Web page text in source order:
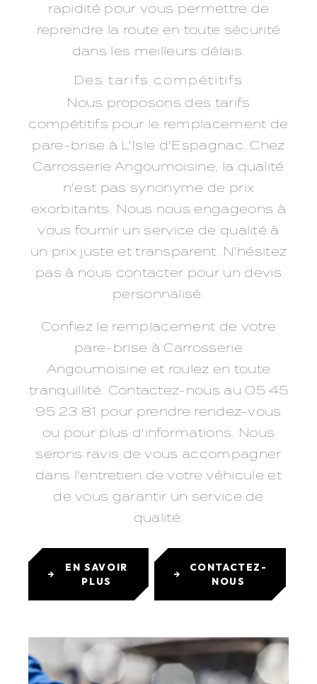
rapidité pour vous permettre de
reprendre la route en toute sécurité
dans les meilleurs délais.
Des tarifs compétitifs
Nous proposons des tarifs
compétitifs pour le remplacement de
pare-brise à L'Isle d'Espagnac. Chez
Carrosserie Angoumoisine, la qualité
n'est pas synonyme de prix
exorbitants. Nous nous engageons à
vous fournir un service de qualité à
un prix juste et transparent. N'hésitez
pas à nous contacter pour un devis
personnalisé.
Confiez le remplacement de votre
pare-brise à Carrosserie
Angoumoisine et roulez en toute
tranquillité. Contactez-nous au 05 45
95 23 81 pour prendre rendez-vous
ou pour plus d'informations. Nous
serons ravis de vous accompagner
dans l'entretien de votre véhicule et
de vous garantir un service de
qualité.
EN SAVOIR
PLUS
CONTACTEZ-
NOUS